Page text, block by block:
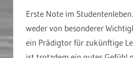
Erste Note im
weder von besonderer
ein Prädigtor für zukünftige